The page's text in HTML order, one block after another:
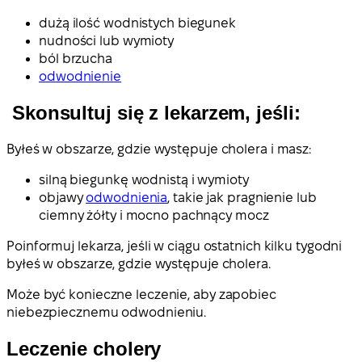
dużą ilość wodnistych biegunek
nudności lub wymioty
ból brzucha
odwodnienie
Skonsultuj się z lekarzem, jeśli:
Byłeś w obszarze, gdzie występuje cholera i masz:
silną biegunkę wodnistą i wymioty
objawyodwodnienia, takie jak pragnienie lub
ciemny żółty i mocno pachnący mocz
Poinformuj lekarza, jeśli w ciągu ostatnich kilku tygodni
byłeś w obszarze, gdzie występuje cholera.
Może być konieczne leczenie, aby zapobiec
niebezpiecznemu odwodnieniu.
Leczenie cholery